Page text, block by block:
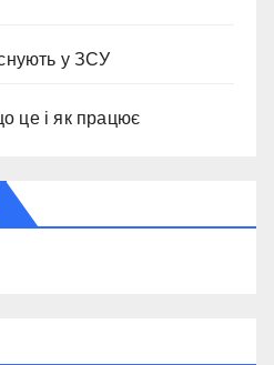
у ЗСУ
це і як працює